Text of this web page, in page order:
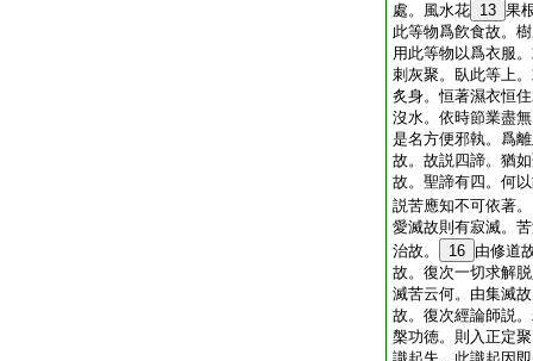
處。風水花 13 果
此等物爲飮食故。
用此等物以爲衣服
刺灰聚。臥此等上
炙身。恒著濕衣恒
沒水。依時節業盡
是名方便邪執。爲
故。故説四諦。猶
故。聖諦有四。何
説苦應知不可依著
愛滅故則有寂滅。
治故。
16 由修道
故。復次一切求解
滅苦云何。由集滅
故。復次經論師説
槃功徳。則入正定